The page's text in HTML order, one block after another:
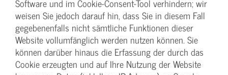
Software und im Cookie-Consent-Tool verhindern; wir
weisen Sie jedoch darauf hin, dass Sie in diesem Fall
gegebenenfalls nicht sämtliche Funktionen dieser
Website vollumfänglich werden nutzen können. Sie
können darüber hinaus die Erfassung der durch das
Cookie erzeugten und auf Ihre Nutzung der Website